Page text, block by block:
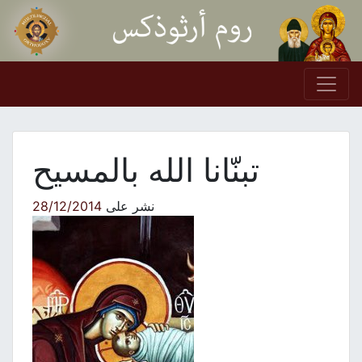
Skip to content
Main Navigation
تبنّانا الله بالمسيح
نشر على28/12/2014